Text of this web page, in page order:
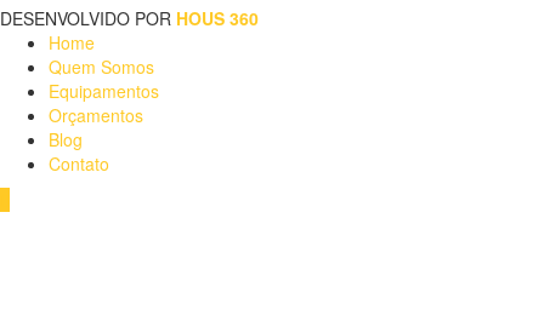
DESENVOLVIDO POR HOUS 360
Home
Quem Somos
Equipamentos
Orçamentos
Blog
Contato